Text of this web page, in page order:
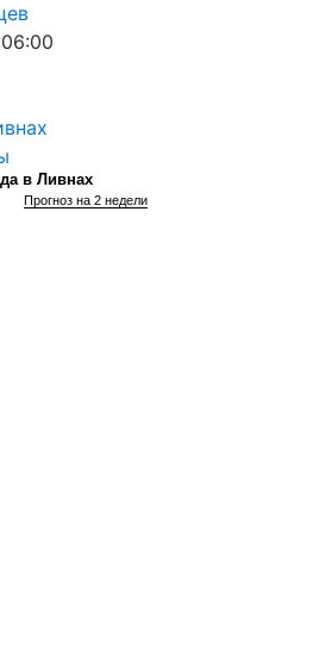
в Ливнах
Прогноз на 2 недели